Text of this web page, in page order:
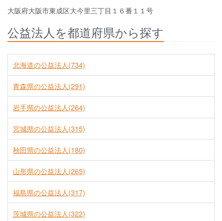
大阪府大阪市東成区大今里三丁目１６番１１号
公益法人を都道府県から探す
北海道の公益法人(734)
青森県の公益法人(291)
岩手県の公益法人(264)
宮城県の公益法人(315)
秋田県の公益法人(180)
山形県の公益法人(265)
福島県の公益法人(317)
茨城県の公益法人(322)